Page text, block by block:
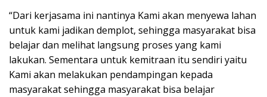
“Dari kerjasama ini nantinya Kami akan menyewa lahan
untuk kami jadikan demplot, sehingga masyarakat bisa
belajar dan melihat langsung proses yang kami
lakukan. Sementara untuk kemitraan itu sendiri yaitu
Kami akan melakukan pendampingan kepada
masyarakat sehingga masyarakat bisa belajar